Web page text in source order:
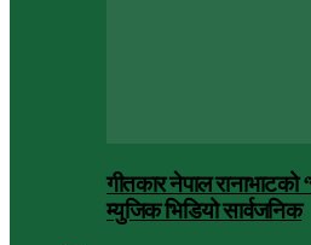
गीतकार नेपाल
म्युजिक भिडियो सार्वजनिक